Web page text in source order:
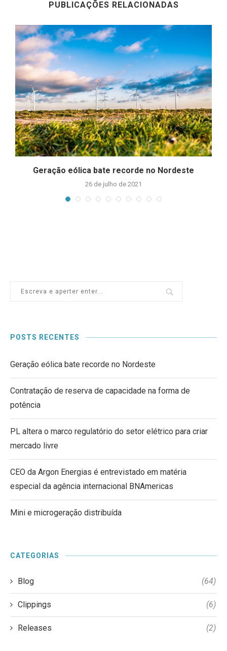
PUBLICAÇÕES RELACIONADAS
Geração eólica bate recorde no Nordeste
26 de julho de 2021
POSTS RECENTES
Geração eólica bate recorde no Nordeste
Contratação de reserva de capacidade na forma de
potência
PL altera o marco regulatório do setor elétrico para criar
mercado livre
CEO da Argon Energias é entrevistado em matéria
especial da agência internacional BNAmericas
Mini e microgeração distribuída
CATEGORIAS
Blog (64)
Clippings (6)
Releases (2)